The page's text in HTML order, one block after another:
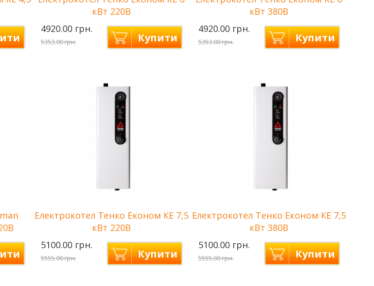
кВт 220В
4920.00 грн.
5353.00 грн. Купити
Количество ступеней 3
(2кВт+2кВт+2кВт)
220/380 В
до 60 м2
кВт 380В
4920.00 грн.
5353.00 грн. Купити
Количество ступеней 3
(2кВт+2кВт+2кВт)
380 В
до 60 м2
Електрокотел Тенко Економ КЕ 7,5
кВт 220В
5100.00 грн.
5555.00 грн. Купити
Електрокотел Тенко Економ КЕ 7,5
кВт 380В
5100.00 грн.
5555.00 грн. Купити